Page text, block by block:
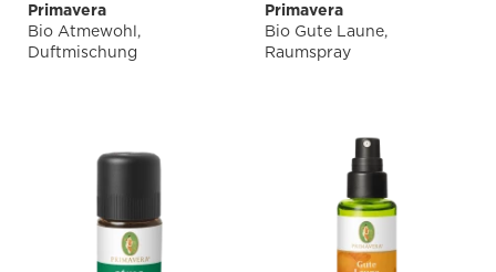
Primavera
Bio Atmewohl,
Duftmischung
Primavera
Bio Gute Laune,
Raumspray